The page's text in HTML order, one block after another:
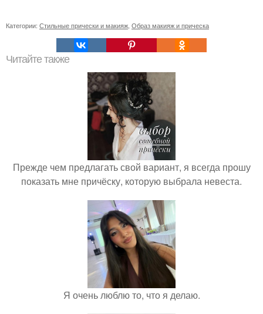
Категории: Стильные прически и макияж Образ макияж и прическа
Читайте также
Прежде чем предлагать свой вариант, я всегда прошу
показать мне причёску, которую выбрала невеста.
Я очень люблю то, что я делаю.